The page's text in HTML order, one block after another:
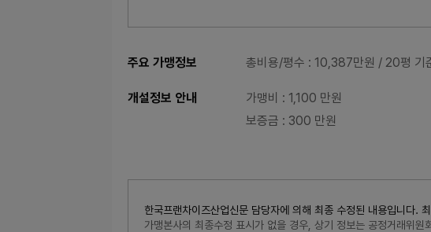
주요 가맹정보 총비용/평수 : 10,387만원 / 20평 기
개설정보 안내 가맹비 : 1,100 만원
보증금 : 300 만원
한국프랜차이즈산업신문 담당자에 의해 최종 수정된 내용입니
가맹본사의 최종수정 표시가 없을 경우, 상기 정보는 공정거래위